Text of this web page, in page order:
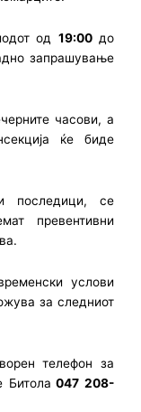
од 19:00до
запрашување
часови, а
ќе биде
последици, се
превентивни
услови
за следниот
телефон за
Битола 047 208-